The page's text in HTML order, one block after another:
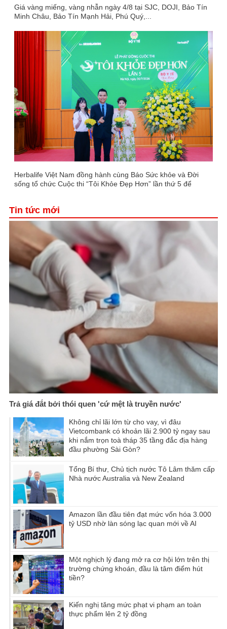
Giá vàng miếng, vàng nhẫn ngày 4/8 tại SJC, DOJI, Bảo Tín
Minh Châu, Bảo Tín Mạnh Hải, Phú Quý,...
Herbalife Việt Nam đồng hành cùng Báo Sức khỏe và Đời
sống tổ chức Cuộc thi “Tôi Khỏe Đẹp Hơn” lần thứ 5 để
Tin tức mới
Trả giá đắt bởi thói quen 'cứ mệt là truyền nước'
Không chỉ lãi lớn từ cho vay, vì đâu
Vietcombank có khoản lãi 2.900 tỷ ngay sau
khi nắm trọn toà tháp 35 tầng đắc địa hàng
đầu phường Sài Gòn?
Tổng Bí thư, Chủ tịch nước Tô Lâm thăm cấp
Nhà nước Australia và New Zealand
Amazon lần đầu tiên đạt mức vốn hóa 3.000
tỷ USD nhờ làn sóng lạc quan mới về AI
Một nghịch lý đang mở ra cơ hội lớn trên thị
trường chứng khoán, đầu là tâm điểm hút
tiền?
Kiến nghị tăng mức phạt vi phạm an toàn
thực phẩm lên 2 tỷ đồng